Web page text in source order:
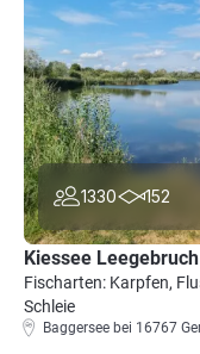
1330 152
Kiessee Leegebruch
Fischarten: Karpfen,
Schleie
Baggersee bei 16767